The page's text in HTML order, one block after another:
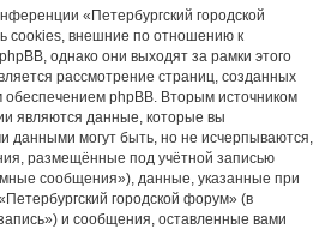
«Петербургский городской
cookies, внешние по отношению к
однако они выходят за рамки этого
рассмотрение страниц, созданных
phpBB. Вторым источником
являются данные, которые вы
данными могут быть, но не исчерпываются,
размещённые под учётной записью
сообщения»), данные, указанные при
городской форум» (в
и сообщения, оставленные вами